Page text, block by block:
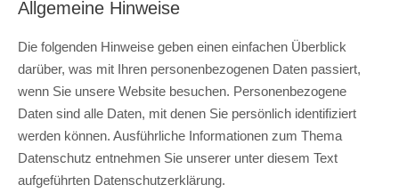
Allgemeine Hinweise
Die folgenden Hinweise geben einen einfachen Überblick
darüber, was mit Ihren personenbezogenen Daten passiert,
wenn Sie unsere Website besuchen. Personenbezogene
Daten sind alle Daten, mit denen Sie persönlich identifiziert
werden können. Ausführliche Informationen zum Thema
Datenschutz entnehmen Sie unserer unter diesem Text
aufgeführten Datenschutzerklärung.